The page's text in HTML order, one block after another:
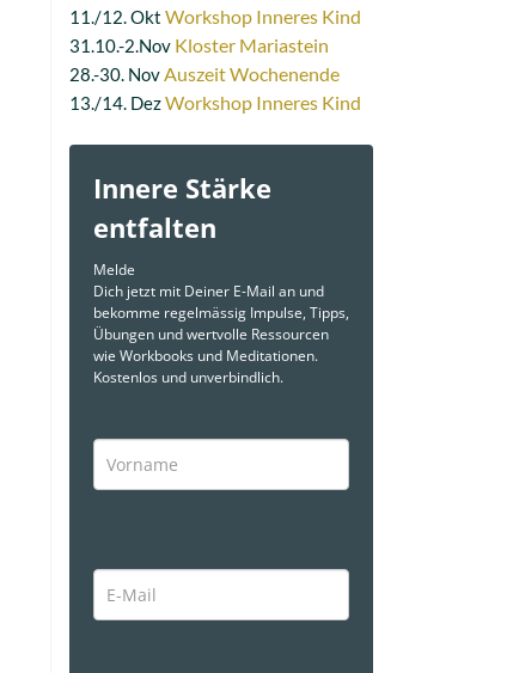
11./12. Okt Workshop Inneres Kind
31.10.-2.Nov Kloster Mariastein
28.-30. NovAuszeit Wochenende
13./14. DezWorkshop Inneres Kind
Innere Stärke
entfalten
Melde
Dich jetzt mit Deiner E-Mail an und
bekomme regelmässig Impulse, Tipps,
Übungen und wertvolle Ressourcen
wie Workbooks und Meditationen.
Kostenlos und unverbindlich.